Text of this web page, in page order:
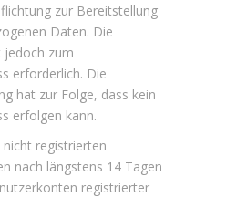
zur Bereitstellung
Daten. Die
jedoch zum
erforderlich. Die
hat zur Folge, dass kein
erfolgen kann.
registrierten
nach längstens 14 Tagen
registrierter